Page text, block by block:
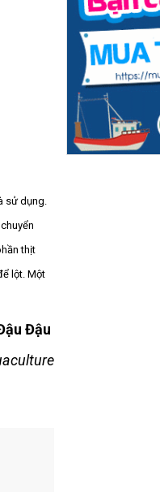
sử dụng.
thịt
lột. Một
Đậu